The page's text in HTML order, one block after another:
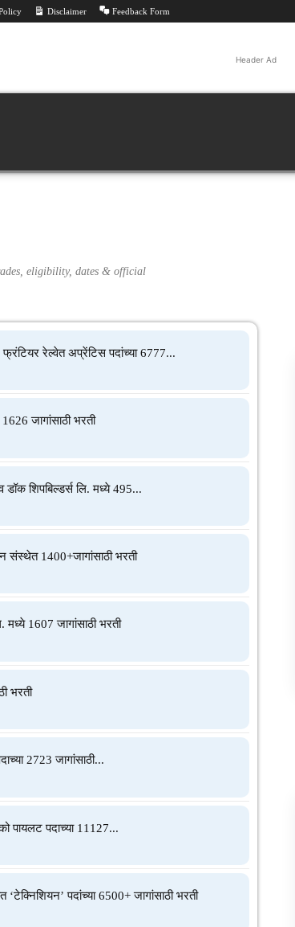
Disclaimer Feedback Form
Header Ad
eligibility, dates & official
रेल्वेत अप्रेंटिस पदांच्या 6777...
जागांसाठी भरती
शिपबिल्डर्स लि. मध्ये 495...
संस्थेत 1400+जागांसाठी भरती
1607 जागांसाठी भरती
भरती
2723 जागांसाठी...
पायलट पदाच्या 11127...
पदांच्या 6500+ जागांसाठी भरती